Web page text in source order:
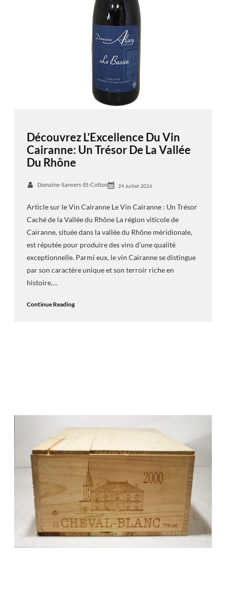
Découvrez L’Excellence Du Vin
Cairanne: Un Trésor De La Vallée
Du Rhône
Domaine-Sanvers-Et-Cotton 24 Juillet 2026
Article sur le Vin Cairanne Le Vin Cairanne : Un Trésor
Caché de la Vallée du Rhône La région viticole de
Cairanne, située dans la vallée du Rhône méridionale,
est réputée pour produire des vins d’une qualité
exceptionnelle. Parmi eux, le vin Cairanne se distingue
par son caractère unique et son terroir riche en
histoire.…
Continue Reading